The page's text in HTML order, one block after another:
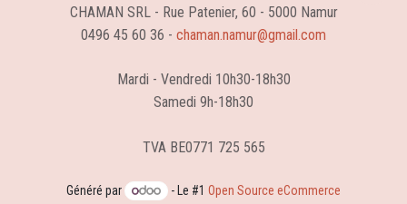
CHAMAN SRL - Rue Patenier, 60 - 5000 Namur
0496 45 60 36 - chaman.namur@gmail.com
Mardi - Vendredi 10h30-18h30
Samedi 9h-18h30
TVA BE0771 725 565
Généré par - Le #1Open Source eCommerce